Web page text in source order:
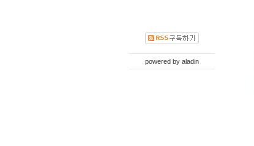
powered by aladin